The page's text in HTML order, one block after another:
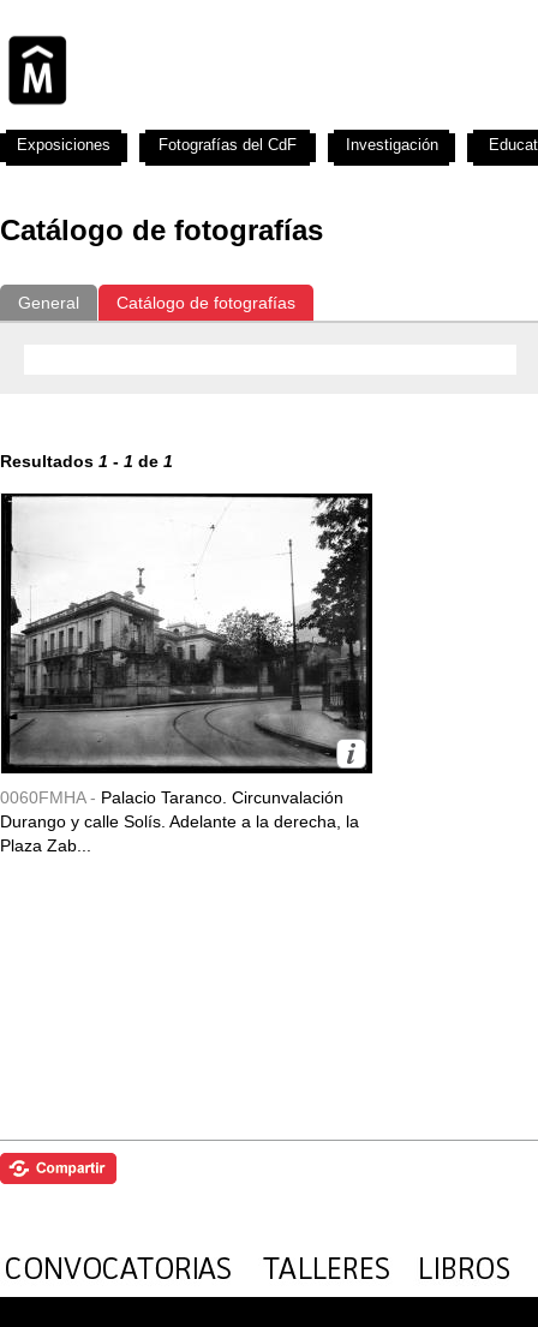
Catálogo de fotografías
General Catálogo de fotografías
Resultados 1 - 1 de 1
0060FMHA - Palacio Taranco. Circunvalación
Durango y calle Solís. Adelante a la derecha, la
Plaza Zab...
Exposiciones Fotografías del CdF Investigación